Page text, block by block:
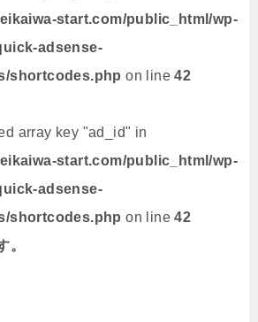
start.com/public_html/wp-
adsense-
shortcodes.php on line42
array key "ad_id" in
start.com/public_html/wp-
adsense-
shortcodes.php on line42
。